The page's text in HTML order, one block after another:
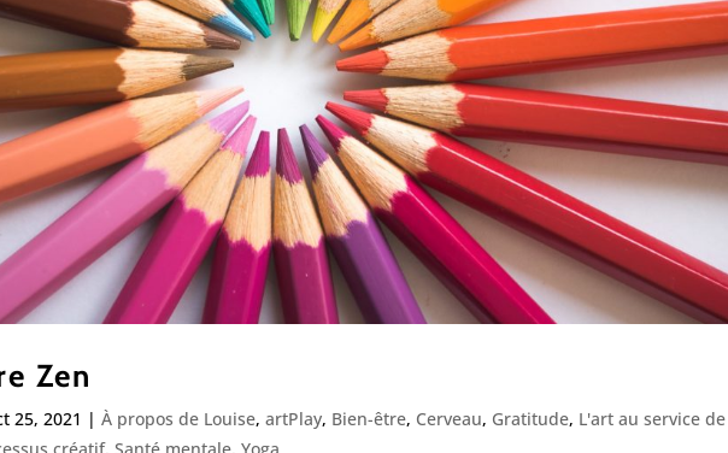
Zen
25, 2021 |À propos de Louise,artPlay, Bien-être, Cerveau, Gratitude, L'art au service